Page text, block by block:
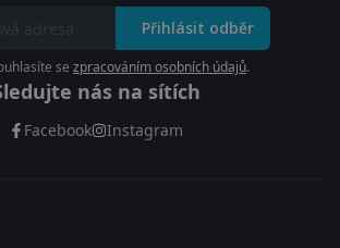
Přihlásit odběr
se zpracováním osobních údajů.
nás na sítích
Facebook Instagram